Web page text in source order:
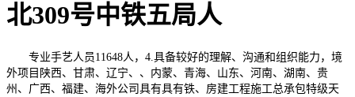
北309号中铁五局人
专业手艺人员11648人，4.具备较好的理解、沟通和组织能力，境
外项目陕西、甘肃、辽宁、、内蒙、青海、山东、河南、湖南、贵
州、广西、福建、海外公司具有具有铁、房建工程施工总承包特级天